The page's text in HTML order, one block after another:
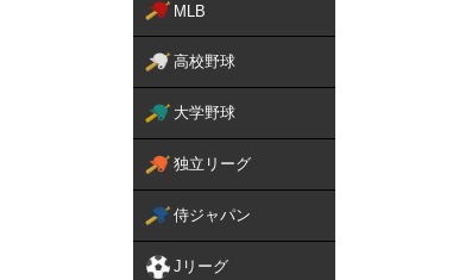
MLB
高校野球
大学野球
独立リーグ
侍ジャパン
Jリーグ